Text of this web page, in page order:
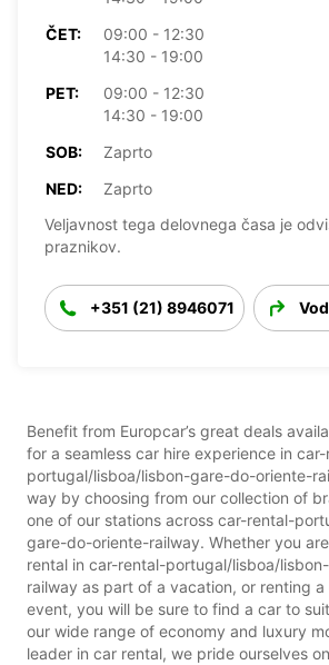
ČET:
09:00 - 12:30
14:30 - 19:00
PET:
09:00 - 12:30
14:30 - 19:00
SOB:
Zaprto
NED:
Zaprto
Veljavnost tega delovnega časa je
praznikov.
+351 (21) 8946071
Benefit from Europcar’s great deals
for a seamless car hire experience in
portugal/lisboa/lisbon-gare-do-oriente-
way by choosing from our collection of
one of our stations across car-rental-
gare-do-oriente-railway. Whether you
rental in car-rental-portugal/lisboa/
railway as part of a vacation, or renting
event, you will be sure to find a car to
our wide range of economy and luxury
leader in car rental, we pride ourselves